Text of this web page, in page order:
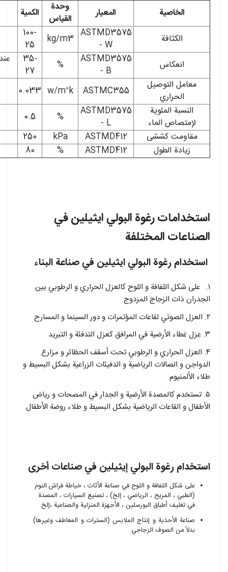
الخاصية المعيار
وحدة
القياس
الكمية
الکثافة
ASTMD3575
- W
kg/m3
100-
25
انعکاس
ASTMD3575
- B
%
35-
27
معامل التوصيل
الحراري
ASTMC355
w/m0k
0.033
النسبة المئوية
لإمتصاص الماء
ASTMD3575
- L
%
0.5
مقاومت کششی
ASTMD412
kPa
250
زيادة الطول
ASTMD412
%
80
استخدامات رغوة البولي ايثيلين في
الصناعات المختلفة
استخدام رغوة البولي ايثيلين في صناعة البناء
١. علی شكل اللفافة و اللوح كالعزل الحراري و الرطوبي بين
الجدران ذات الزجاج المزدوج
٢. العزل الصوتي لقاعات المؤتمرات و دور السينما و المسارح
٣. عزل غطاء الأرضية في المرافق كعزل التدفئة و التبريد
٤. العزل الحراري و الرطوبي تحت أسقف الحظائر و مزارع
الدواجن و الصالات الرياضية و الدفيئات الزراعية بشكل البسيط و
طلاء الألمنيوم
٥. تستخدم كالمصدة الأرضية و الجدار في المصحات و رياض
الأطفال و القاعات الرياضية بشکل البسیط و طلاء روضة الأطفال
استخدام رغوة البولي إيثيلين في صناعات أخرى
على شكل اللفافة و اللوح في صناعة الأثاث ، خياطة فراش النوم
(الطبي ، المريح ، الرياضي ، إلخ) ، تصنيع السيارات ، المصدة
في تغليف أطباق البورسلين ، الأجهزة المنزلية والصناعية ،إلخ
صناعة الأحذية و إنتاج الملابس (السترات و المعاطف وغيرها)
بدلاً من الصوف الزجاجي